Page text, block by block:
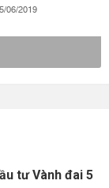
06/2019
tư Vành đai 5